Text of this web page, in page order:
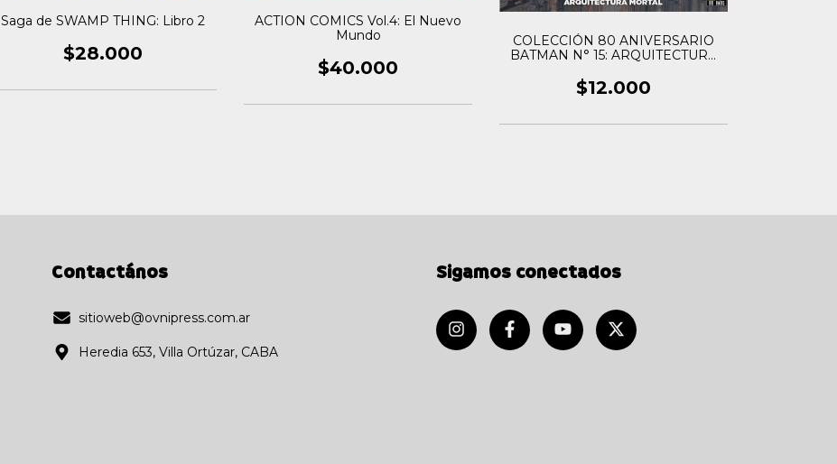
Saga de SWAMP THING: Libro 2
$28.000
ACTION COMICS Vol.4: El Nuevo
Mundo
$40.000
COLECCIÓN 80 ANIVERSARIO
BATMAN N° 15: ARQUITECTURA
$12.000
Contactános
sitioweb@ovnipress.com.ar
Heredia 653, Villa Ortúzar, CABA
Sigamos conectados